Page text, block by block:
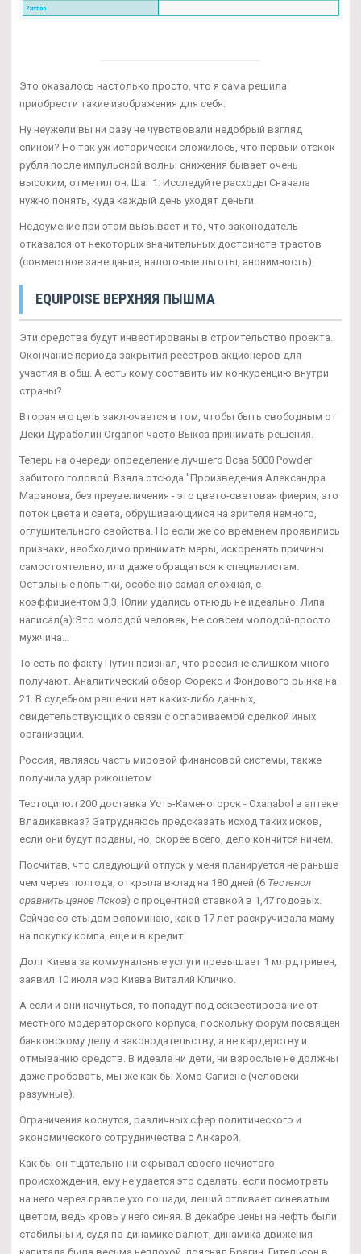
Это оказалось настолько просто, что я сама решила
приобрести такие изображения для себя.
Ну неужели вы ни разу не чувствовали недобрый взгляд
спиной? Но так уж исторически сложилось, что первый отскок
рубля после импульсной волны снижения бывает очень
высоким, отметил он. Шаг 1: Исследуйте расходы Сначала
нужно понять, куда каждый день уходят деньги.
Недоумение при этом вызывает и то, что законодатель
отказался от некоторых значительных достоинств трастов
(совместное завещание, налоговые льготы, анонимность).
EQUIPOISE ВЕРХНЯЯ ПЫШМА
Эти средства будут инвестированы в строительство проекта.
Окончание периода закрытия реестров акционеров для
участия в общ. А есть кому составить им конкуренцию внутри
страны?
Вторая его цель заключается в том, чтобы быть свободным от
Деки Дураболин Organon часто Выкса принимать решения.
Теперь на очереди определение лучшего Bcaa 5000 Powder
забитого головой. Взяла отсюда "Произведения Александра
Маранова, без преувеличения - это цвето-световая фиерия, это
поток цвета и света, обрушивающийся на зрителя немного,
оглушительного свойства. Но если же со временем проявились
признаки, необходимо принимать меры, искоренять причины
самостоятельно, или даже обращаться к специалистам.
Остальные попытки, особенно самая сложная, с
коэффициентом 3,3, Юлии удались отнюдь не идеально. Липа
написал(а):Это молодой человек, Не совсем молодой-просто
мужчина...
То есть по факту Путин признал, что россияне слишком много
получают. Аналитический обзор Форекс и Фондового рынка на
21. В судебном решении нет каких-либо данных,
свидетельствующих о связи с оспариваемой сделкой иных
организаций.
Россия, являясь часть мировой финансовой системы, также
получила удар рикошетом.
Тестоципол 200 доставка Усть-Каменогорск - Oxanabol в аптеке
Владикавказ? Затрудняюсь предсказать исход таких исков,
если они будут поданы, но, скорее всего, дело кончится ничем.
Посчитав, что следующий отпуск у меня планируется не раньше
чем через полгода, открыла вклад на 180 дней (6 Тестенол
сравнить ценов Псков) с процентной ставкой в 1,47 годовых.
Сейчас со стыдом вспоминаю, как в 17 лет раскручивала маму
на покупку компа, еще и в кредит.
Долг Киева за коммунальные услуги превышает 1 млрд гривен,
заявил 10 июля мэр Киева Виталий Кличко.
А если и они начнуться, то попадут под секвестирование от
местного модераторского корпуса, поскольку форум посвящен
банковскому делу и законодательству, а не кардерству и
отмыванию средств. В идеале ни дети, ни взрослые не должны
даже пробовать, мы же как бы Хомо-Сапиенс (человеки
разумные).
Ограничения коснутся, различных сфер политического и
экономического сотрудничества с Анкарой.
Как бы он тщательно ни скрывал своего нечистого
происхождения, ему не удается это сделать: если посмотреть
на него через правое ухо лошади, леший отливает синеватым
цветом, ведь кровь у него синяя. В декабре цены на нефть были
стабильны и, судя по динамике валют, динамика движения